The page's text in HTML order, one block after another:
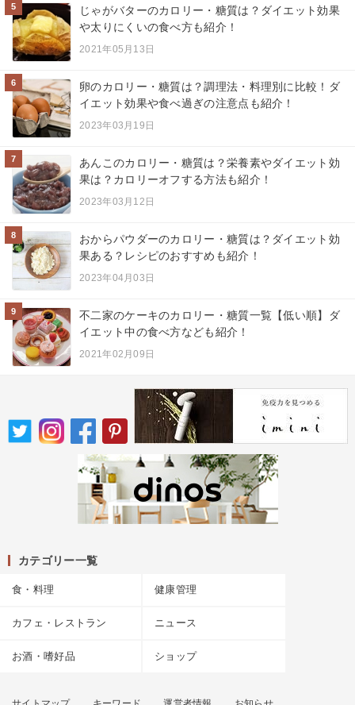
5
じゃがバターのカロリー・糖質は？ダイエット効果
や太りにくいの食べ方も紹介！
2021年05月13日
6
卵のカロリー・糖質は？調理法・料理別に比較！ダ
イエット効果や食べ過ぎの注意点も紹介！
2023年03月19日
7
あんこのカロリー・糖質は？栄養素やダイエット効
果は？カロリーオフする方法も紹介！
2023年03月12日
8
おからパウダーのカロリー・糖質は？ダイエット効
果ある？レシピのおすすめも紹介！
2023年04月03日
9
不二家のケーキのカロリー・糖質一覧【低い順】ダ
イエット中の食べ方なども紹介！
2021年02月09日
カテゴリー一覧
食・料理 健康管理
カフェ・レストラン ニュース
お酒・嗜好品 ショップ